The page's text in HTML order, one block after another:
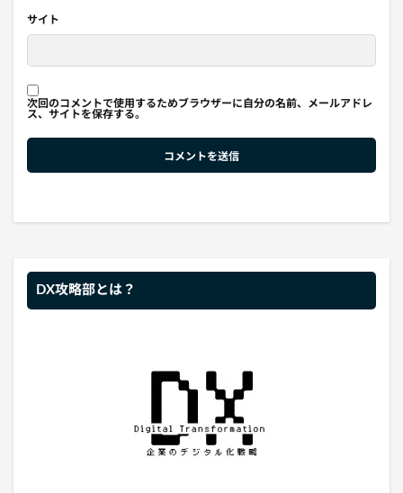
サイト
次回のコメントで使用するためブラウザーに自分の名前、メールアドレ
ス、サイトを保存する。
DX攻略部とは？